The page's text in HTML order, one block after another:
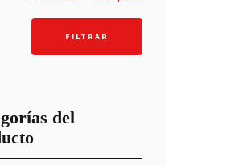
mínimo
máximo
FILTRAR
del